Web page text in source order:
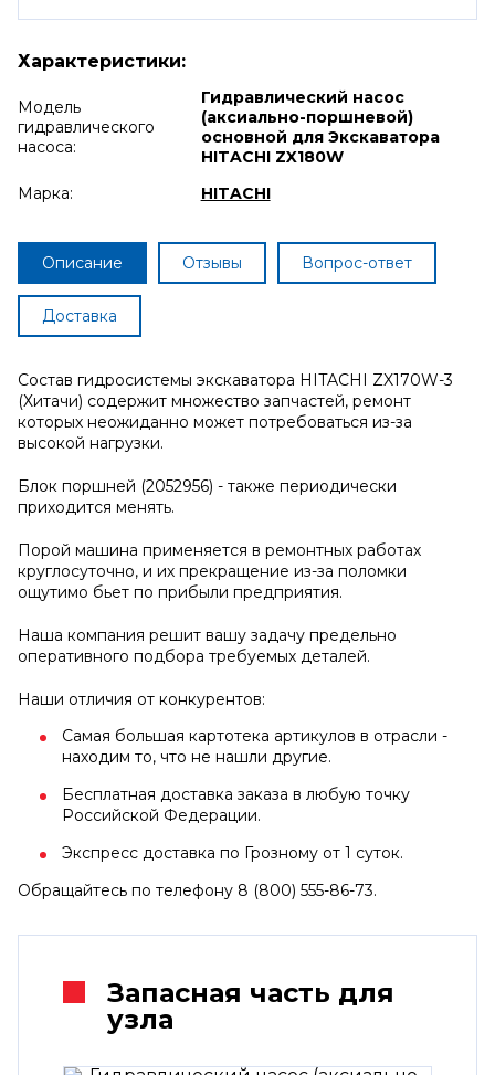
Характеристики:
Модель
гидравлического
насоса:
Гидравлический насос
(аксиально-поршневой)
основной для Экскаватора
HITACHI ZX180W
Марка:
HITACHI
Описание Отзывы Вопрос-ответ
Доставка
Состав гидросистемы экскаватора HITACHI ZX170W-3
(Хитачи) содержит множество запчастей, ремонт
которых неожиданно может потребоваться из-за
высокой нагрузки.
Блок поршней (2052956) - также периодически
приходится менять.
Порой машина применяется в ремонтных работах
круглосуточно, и их прекращение из-за поломки
ощутимо бьет по прибыли предприятия.
Наша компания решит вашу задачу предельно
оперативного подбора требуемых деталей.
Наши отличия от конкурентов:
Самая большая картотека артикулов в отрасли -
находим то, что не нашли другие.
Бесплатная доставка заказа в любую точку
Российской Федерации.
Экспресс доставка по Грозному от 1 суток.
Обращайтесь по телефону 8 (800) 555-86-73.
Запасная часть для
узла